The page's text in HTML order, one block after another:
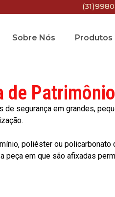
Sobre Nós Produtos
de
segurança em grandes,
poliéster ou
peça em que são afixadas